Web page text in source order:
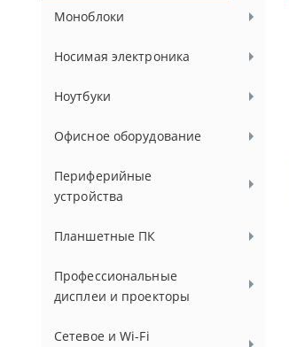
Моноблоки
Носимая электроника
Ноутбуки
Офисное оборудование
Периферийные
устройства
Планшетные ПК
Профессиональные
дисплеи и проекторы
Сетевое и Wi-Fi